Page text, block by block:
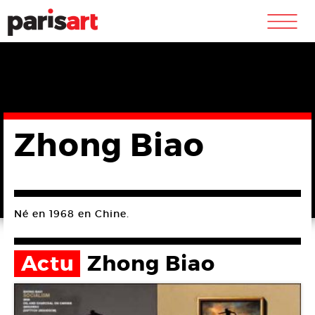
m
Zhong Biao
Né en 1968 en Chine.
Actu Zhong Biao